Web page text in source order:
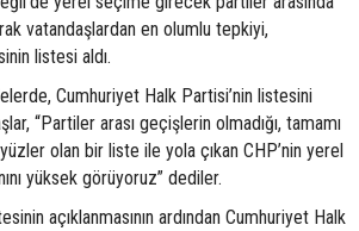
vatandaşlardan en olumlu tepkiyi,
listesi aldı.
Cumhuriyet Halk Partisi’nin listesini
“Partiler arası geçişlerin olmadığı, tamamı
olan bir liste ile yola çıkan CHP’nin yerel
yüksek görüyoruz” dediler.
açıklanmasının ardından Cumhuriyet Halk